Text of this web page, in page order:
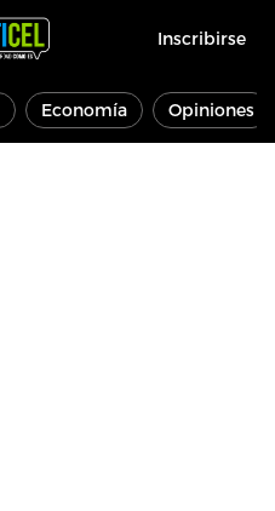
Inscribirse
Economía Opiniones